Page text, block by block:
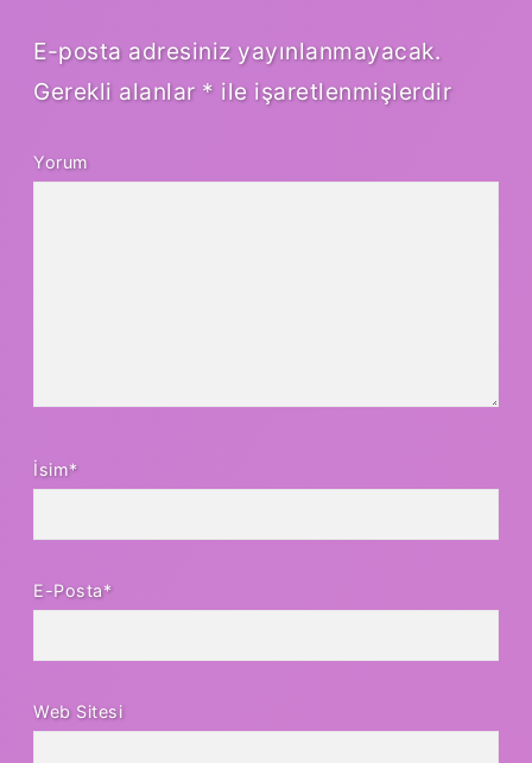
E-posta adresiniz yayınlanmayacak.
Gerekli alanlar * ile işaretlenmişlerdir
Yorum
İsim*
E-Posta*
Web Sitesi